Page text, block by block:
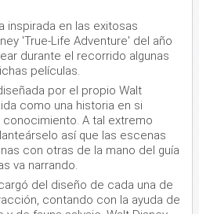
inspirada en las exitosas
'True-Life Adventure' del año
durante el recorrido algunas
películas.
por el propio Walt
como una historia en si
conocimiento. A tal extremo
así que las escenas
con otras de la mano del guía
va narrando.
del diseño de cada una de
contando con la ayuda de